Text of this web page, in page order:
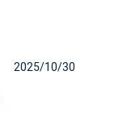
2025/10/30